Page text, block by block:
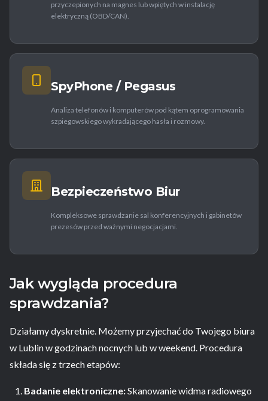
przyczepionych na magnes lub wpiętych w instalację
elektryczną (OBD/CAN).
SpyPhone / Pegasus
Analiza telefonów i komputerów pod kątem oprogramowania
szpiegowskiego wykradającego hasła i rozmowy.
Bezpieczeństwo Biur
Kompleksowe sprawdzanie sal konferencyjnych i gabinetów
prezesów przed ważnymi negocjacjami.
Jak wygląda procedura
sprawdzania?
Działamy dyskretnie. Możemy przyjechać do Twojego biura
w Lublin w godzinach nocnych lub w weekend. Procedura
składa się z trzech etapów:
Badanie elektroniczne:Skanowanie widma radiowego